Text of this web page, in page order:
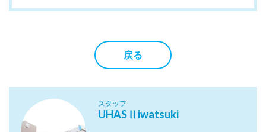
戻る
スタッフ
UHASⅡiwatsuki